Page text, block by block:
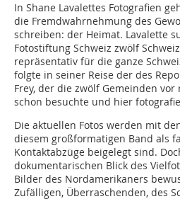
In Shane Lavalettes Fotografien
die Fremdwahrnehmung des
schreiben: der Heimat. Lavalette
Fotostiftung Schweiz zwölf
repräsentativ für die ganze
folgte in seiner Reise der des
Frey, der die zwölf Gemeinden
schon besuchte und hier
Die aktuellen Fotos werden mit
diesem großformatigen Band als
Kontaktabzüge beigelegt sind.
dokumentarischen Blick des
Bilder des Nordamerikaners
Zufälligen, Überraschenden, des